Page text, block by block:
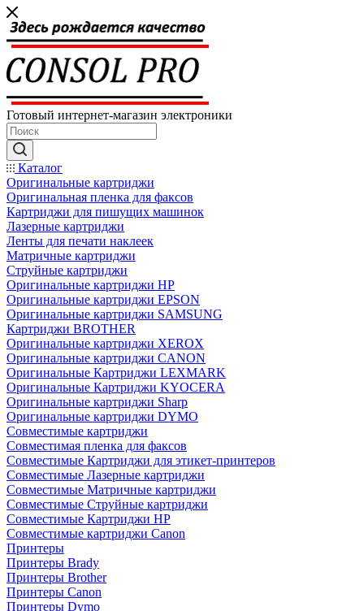
Готовый интернет-магазин электроники
Каталог
Оригинальные картриджи
Оригинальная пленка для факсов
Картриджи для пишущих машинок
Лазерные картриджи
Ленты для печати наклеек
Матричные картриджи
Струйные картриджи
Оригинальные картриджи HP
Оригинальные картриджи EPSON
Оригинальные картриджи SAMSUNG
Картриджи BROTHER
Оригинальные картриджи XEROX
Оригинальные картриджи CANON
Оригинальные Картриджи LEXMARK
Оригинальные Картриджи KYOCERA
Оригинальные картриджи Sharp
Оригинальные картриджи DYMO
Совместимые картриджи
Совместимая пленка для факсов
Совместимые Картриджи для этикет-принтеров
Совместимые Лазерные картриджи
Совместимые Матричные картриджи
Совместимые Струйные картриджи
Совместимые Картриджи HP
Совместимые картриджи Canon
Принтеры
Принтеры Brady
Принтеры Brother
Принтеры Canon
Принтеры Dymo